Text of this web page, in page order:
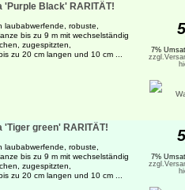
'Purple Black' RARITÄT!
laubabwerfende, robuste,
bis zu 9 m mit wechselständig
zugespitzten,
zu 20 cm langen und 10 cm ...
7%
'Tiger green' RARITÄT!
laubabwerfende, robuste,
bis zu 9 m mit wechselständig
zugespitzten,
zu 20 cm langen und 10 cm ...
7%